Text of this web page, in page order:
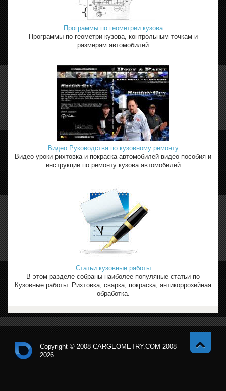
Программы по геометрии кузова
Программы по геометри кузова, контрольным точкам и
размерам автомобилей
Видео Руководства по кузовному ремонту
Видео уроки рихтовка и покраска автомобилей видео пособия и
инструкции по ремонту кузова автомобилей
Статьи кузовные работы
В этом разделе собраны наиболее популяные статьи по
Кузовные работы. Рихтовка, сварка, покраска, антикоррозийная
обработка.
Copyright © 2008 CARGEOMETRY.COM 2008-
2026